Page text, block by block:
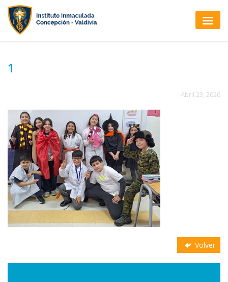
1
Abril 23, 2026
Volver